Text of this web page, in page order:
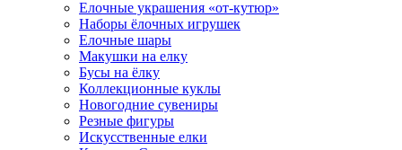
Елочные украшения «от-кутюр»
Наборы ёлочных игрушек
Елочные шары
Макушки на елку
Бусы на ёлку
Коллекционные куклы
Новогодние сувениры
Резные фигуры
Искусственные елки